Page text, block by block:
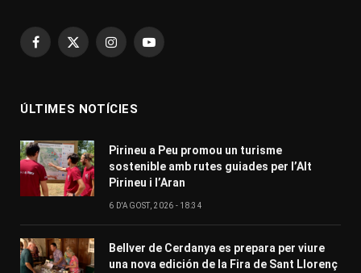
Facebook
X
InstagramYouTube
ÚLTIMES NOTÍCIES
Pirineu a Peu promou un turisme
sostenible amb rutes guiades per l’Alt
Pirineu i l’Aran
6 D'AGOST, 2026 - 18:34
Bellver de Cerdanya es prepara per viure
una nova edición de la Fira de Sant Llorenç